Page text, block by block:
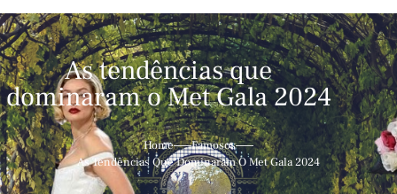
As tendências que
dominaram o Met Gala 2024
Home
Famosos
As Tendências Que Dominaram O Met Gala 2024